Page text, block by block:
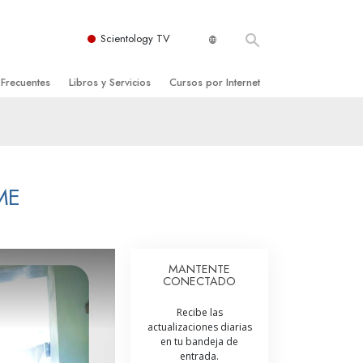
Scientology TV
de Scientology
Libros y Servicios
Introductorias
Iniciales
Cursos por Internet
Ayudas para Enfermedades y Lesiones
La Integridad y la Honestidad
El Matrimonio
La Escala Tonal Emocional
MANTENTE
CONECTADO
Recibe las
actualizaciones diarias
en tu bandeja de
entrada.